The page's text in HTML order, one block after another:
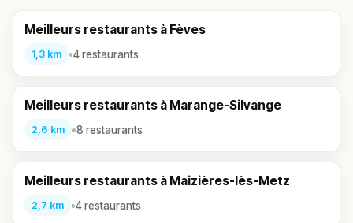
Meilleurs restaurants à Fèves
1,3 km •4 restaurants
Meilleurs restaurants à Marange-Silvange
2,6 km •8 restaurants
Meilleurs restaurants à Maizières-lès-Metz
2,7 km •4 restaurants